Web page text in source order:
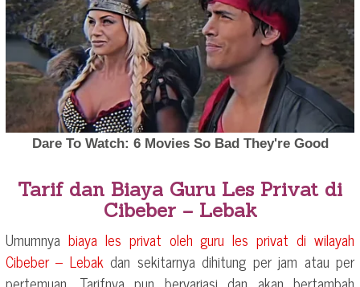
Tarif dan Biaya Guru Les Privat di
Cibeber – Lebak
Umumnya biaya les privat oleh guru les privat di wilayah
Cibeber – Lebakdan sekitarnya dihitung per jam atau per